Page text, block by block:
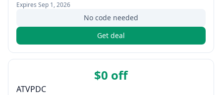
Expires Sep 1, 2026
No code needed
Get deal
$0 off
ATVPDC